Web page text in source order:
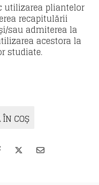
utilizarea pliantelor
recapitulării
sau admiterea la
acestora la
studiate.
COȘ